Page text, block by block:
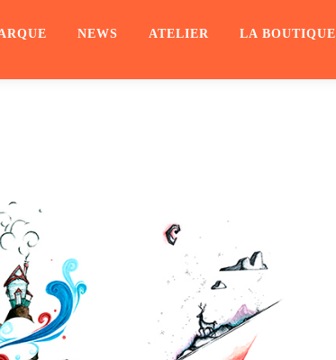
NEWS ATELIER LA BOUTIQUE